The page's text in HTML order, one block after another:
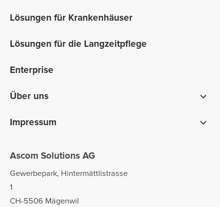
Lösungen für Krankenhäuser
Lösungen für die Langzeitpflege
Enterprise
Über uns
Wer wir sind
Vorteile von Ascom
Arbeiten bei Ascom
Impressum
Datenschutz
AGB und EULA
Ascom Solutions AG
Gewerbepark, Hintermättlistrasse
1
CH-5506 Mägenwil